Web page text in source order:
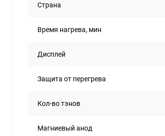
Страна
Время нагрева, мин
Дисплей
Защита от перегрева
Кол-во тэнов
Магниевый анод